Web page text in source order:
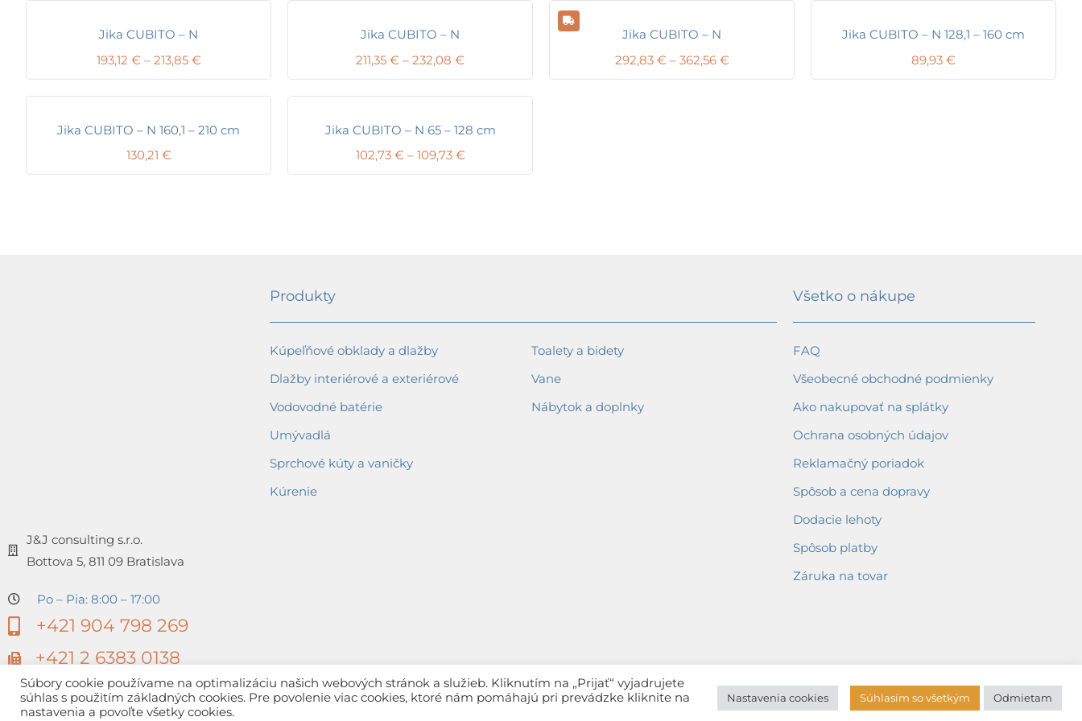
Jika CUBITO – N
193,12 € – 213,85 €Price
range:
193,12 €
213,85 €
Jika CUBITO – N
211,35 € – 232,08 €
range:
211,35 €
232,08 €
Jika CUBITO – N
292,83 € – 362,56 €Price
range:
Jika CUBITO – N 128,1 – 160 cm
89,93 €
Jika CUBITO – N 160,1 – 210 cm
130,21 €
Jika CUBITO – N 65 – 128 cm
102,73 € – 109,73 €Price
range:
J&J consulting s.r.o.
Bottova 5, 811 09 Bratislava
Po – Pia: 8:00 – 17:00
+421 904 798 269
+421 2 6383 0138
Produkty
Kúpeľňové obklady a dlažby
Dlažby interiérové a exteriérové
Vodovodné batérie
Umývadlá
Sprchové kúty a vaničky
Kúrenie
Toalety a bidety
Vane
Nábytok a doplnky
Všetko o nákupe
FAQ
Všeobecné obchodné podmienky
Ako nakupovať na splátky
Ochrana osobných údajov
Reklamačný poriadok
Spôsob a cena dopravy
Dodacie lehoty
Spôsob platby
Záruka na tovar
Súbory cookie používame na optimalizáciu našich webových stránok a služieb. Kliknutím na „Prijať“ vyjadrujete
súhlas s použitím základných cookies. Pre povolenie viac cookies, ktoré nám pomáhajú pri prevádzke kliknite na
nastavenia a povoľte všetky cookies.
Nastavenia cookies Súhlasím so všetkým Odmietam